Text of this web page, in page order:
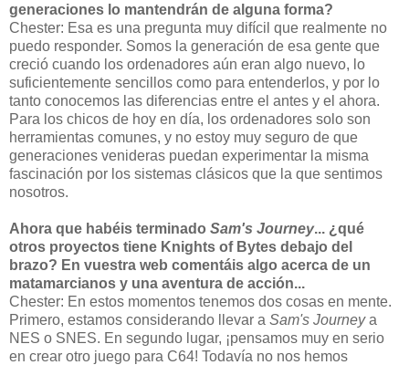
generaciones lo mantendrán de alguna forma?
Chester: Esa es una pregunta muy difícil que realmente no
puedo responder. Somos la generación de esa gente que
creció cuando los ordenadores aún eran algo nuevo, lo
suficientemente sencillos como para entenderlos, y por lo
tanto conocemos las diferencias entre el antes y el ahora.
Para los chicos de hoy en día, los ordenadores solo son
herramientas comunes, y no estoy muy seguro de que
generaciones venideras puedan experimentar la misma
fascinación por los sistemas clásicos que la que sentimos
nosotros.
Ahora que habéis terminado Sam's Journey... ¿qué
otros proyectos tiene Knights of Bytes debajo del
brazo? En vuestra web comentáis algo acerca de un
matamarcianos y una aventura de acción...
Chester: En estos momentos tenemos dos cosas en mente.
Primero, estamos considerando llevar a Sam's Journeya
NES o SNES. En segundo lugar, ¡pensamos muy en serio
en crear otro juego para C64! Todavía no nos hemos